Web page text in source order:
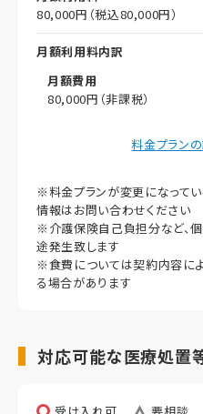
80,000円（税込80,000円）
月額利用料内訳
月額費用
80,000円（非課税）
想定居住期間（償却年月数）
その他事項
料金プラン
※料金プランが変更になって
情報はお問い合わせください
※介護保険自己負担分など、
途発生致します
※食費については契約内容に
る場合があります
対応可能な医療処置